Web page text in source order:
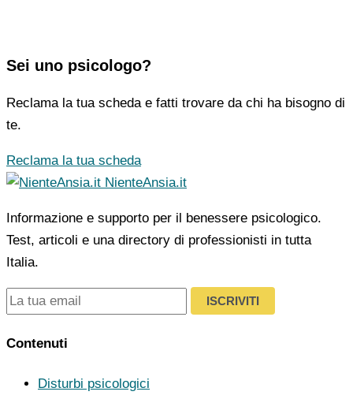
Sei uno psicologo?
Reclama la tua scheda e fatti trovare da chi ha bisogno di
te.
Reclama la tua scheda
NienteAnsia.it
Informazione e supporto per il benessere psicologico.
Test, articoli e una directory di professionisti in tutta
Italia.
ISCRIVITI
Contenuti
Disturbi psicologici